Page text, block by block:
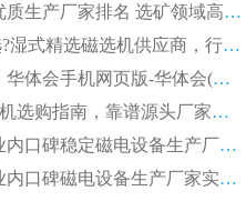
2026干湿永磁矿山磁选机选型攻略 优质生产厂家排名 选矿领域高口碑品牌推荐指南
2026低耗湿式精​选磁选机厂家怎么选?湿式精选磁选机供应商，行业认可度较高生产厂家华体会手机网页版-华体会(中国) 全面解析
2026 选矿永磁筒式磁选机挑选干货：华体会手机网页版-华体会(中国) 源头厂，绿色高效实力出众
2026 高分选塑料 CTN 湿式顺流磁选机选购指南，靠谱源头厂家华体会手机网页版-华体会(中国) 详解
全磁高吸附深度永磁滚筒选购指南 业内口碑稳定磁电设备生产厂家详细推荐
高回收率湿式选矿磁选机选购指南 业内口碑磁电设备生产厂家实力解析